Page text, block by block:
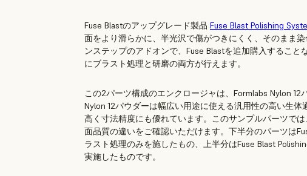
Fuse Blastのアップグレード製品 Fuse Blast Polishing
面をより滑らかに、半光沢で傷がつきにくく、そのまま
ンステップのアドオンで、Fuse Blastを追加購入すること
にブラスト処理と研磨の両方が行えます。
この2パーツ構成のエンクロージャは、 Formlabs Nylon 12
Nylon 12パウダーは幅広い用途に使える汎用性の高い生
高く寸法精度にも優れています。このサンプルパーツで
面品質の違いをご確認いただけます。下半分のパーツは
ラスト処理のみを施したもの、上半分はFuse Blast
実施したものです。